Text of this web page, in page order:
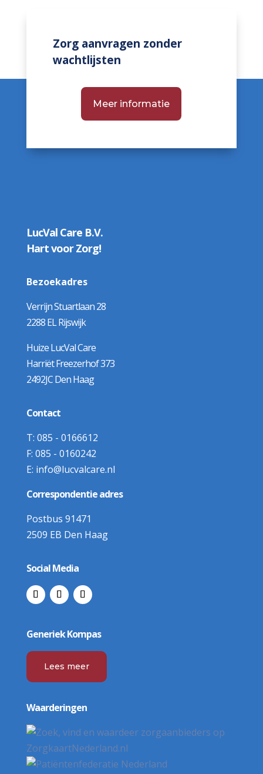
Zorg aanvragen zonder
wachtlijsten
Meer informatie
LucVal Care B.V.
Hart voor Zorg!
Bezoekadres
Verrijn Stuartlaan 28
2288 EL Rijswijk
Huize LucVal Care
Harriët Freezerhof 373
2492JC Den Haag
Contact
T: 085 - 0166612
F: 085 - 0160242
E: info@lucvalcare.nl
Correspondentie adres
Postbus 91471
2509 EB Den Haag
Social Media
Generiek Kompas
Lees meer
Waarderingen